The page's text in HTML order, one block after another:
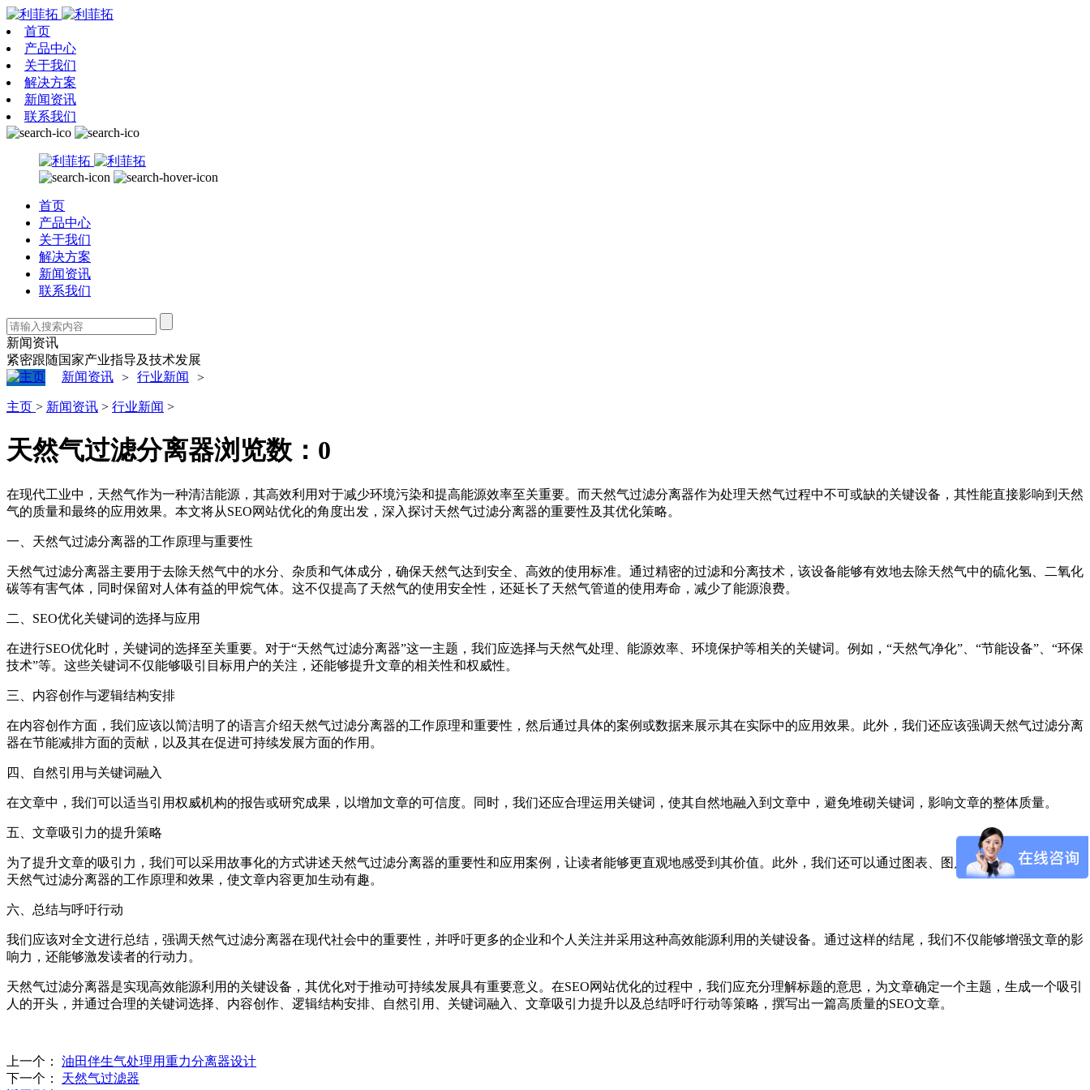
首页
产品中心
关于我们
解决方案
新闻资讯
联系我们
首页
产品中心
关于我们
解决方案
新闻资讯
联系我们
新闻资讯
紧密跟随国家产业指导及技术发展
新闻资讯 > 行业新闻 >
主页 > 新闻资讯 > 行业新闻 >
天然气过滤分离器浏览数： 0
在现代工业中，天然气作为一种清洁能源，其高效利用对于减少环境污染和提高能源效率至关重要。而天然气过滤分离器作为处理天然气过程中不可或缺的关键设备，其性能直接影响到天然
气的质量和最终的应用效果。本文将从SEO网站优化的角度出发，深入探讨天然气过滤分离器的重要性及其优化策略。
一、天然气过滤分离器的工作原理与重要性
天然气过滤分离器主要用于去除天然气中的水分、杂质和气体成分，确保天然气达到安全、高效的使用标准。通过精密的过滤和分离技术，该设备能够有效地去除天然气中的硫化氢、二氧化
碳等有害气体，同时保留对人体有益的甲烷气体。这不仅提高了天然气的使用安全性，还延长了天然气管道的使用寿命，减少了能源浪费。
二、SEO优化关键词的选择与应用
在进行SEO优化时，关键词的选择至关重要。对于“天然气过滤分离器”这一主题，我们应选择与天然气处理、能源效率、环境保护等相关的关键词。例如，“天然气净化”、“节能设备”、“环保
技术”等。这些关键词不仅能够吸引目标用户的关注，还能够提升文章的相关性和权威性。
三、内容创作与逻辑结构安排
在内容创作方面，我们应该以简洁明了的语言介绍天然气过滤分离器的工作原理和重要性，然后通过具体的案例或数据来展示其在实际中的应用效果。此外，我们还应该强调天然气过滤分离
器在节能减排方面的贡献，以及其在促进可持续发展方面的作用。
四、自然引用与关键词融入
在文章中，我们可以适当引用权威机构的报告或研究成果，以增加文章的可信度。同时，我们还应合理运用关键词，使其自然地融入到文章中，避免堆砌关键词，影响文章的整体质量。
五、文章吸引力的提升策略
为了提升文章的吸引力，我们可以采用故事化的方式讲述天然气过滤分离器的重要性和应用案例，让读者能够更直观地感受到其价值。此外，我们还可以通过图表、图片等形式，直观地展示
天然气过滤分离器的工作原理和效果，使文章内容更加生动有趣。
六、总结与呼吁行动
我们应该对全文进行总结，强调天然气过滤分离器在现代社会中的重要性，并呼吁更多的企业和个人关注并采用这种高效能源利用的关键设备。通过这样的结尾，我们不仅能够增强文章的影
响力，还能够激发读者的行动力。
天然气过滤分离器是实现高效能源利用的关键设备，其优化对于推动可持续发展具有重要意义。在SEO网站优化的过程中，我们应充分理解标题的意思，为文章确定一个主题，生成一个吸引
人的开头，并通过合理的关键词选择、内容创作、逻辑结构安排、自然引用、关键词融入、文章吸引力提升以及总结呼吁行动等策略，撰写出一篇高质量的SEO文章。
上一个：
‌油田伴生气处理用重力分离器设计‌
下一个：
天然气过滤器